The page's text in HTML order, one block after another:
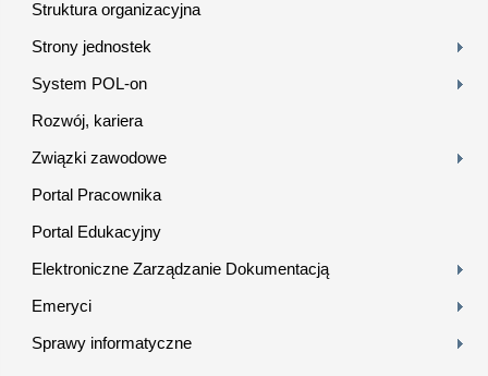
Struktura organizacyjna
Strony jednostek
System POL-on
Rozwój, kariera
Związki zawodowe
Portal Pracownika
Portal Edukacyjny
Elektroniczne Zarządzanie Dokumentacją
Emeryci
Sprawy informatyczne